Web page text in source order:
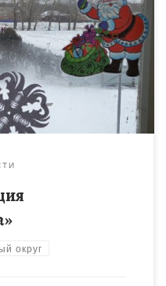
им.Героя Советского
нашей школы
акции
округ